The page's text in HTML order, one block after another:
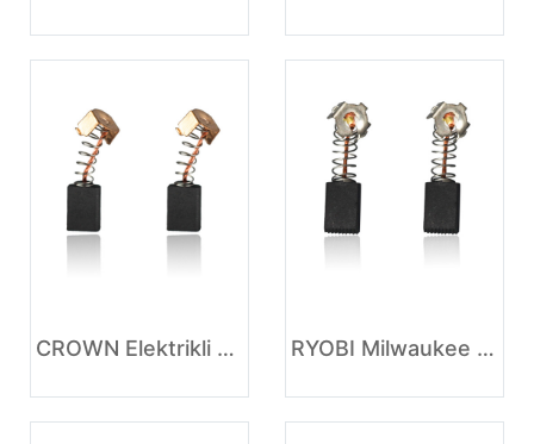
CROWN Elektrikli Karbon Tutucu RYOBI Milwaukee Karbon kalitelerinin karşılaştırılması